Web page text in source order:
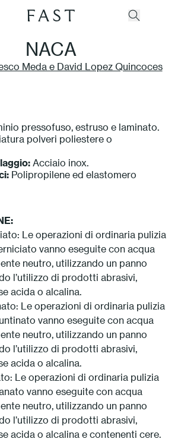
locator
NACA
Meda e David Lopez Quincoces
pressofuso, estruso e laminato.
polveri poliestere o
Acciaio inox.
Polipropilene ed elastomero
Le operazioni di ordinaria pulizia
vanno eseguite con acqua
neutro, utilizzando un panno
l’utilizzo di prodotti abrasivi,
acida o alcalina.
Le operazioni di ordinaria pulizia
vanno eseguite con acqua
neutro, utilizzando un panno
l’utilizzo di prodotti abrasivi,
acida o alcalina.
Le operazioni di ordinaria pulizia
vanno eseguite con acqua
neutro, utilizzando un panno
l’utilizzo di prodotti abrasivi,
acida o alcalina e contenenti cere.